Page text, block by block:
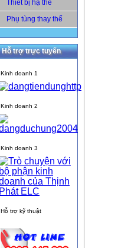
Thiết bị hạ thế
Phụ tùng thay thế
Hỗ trợ trực tuyến
Kinh doanh 1
Kinh doanh 2
Kinh doanh 3
Hỗ trợ kỹ thuật